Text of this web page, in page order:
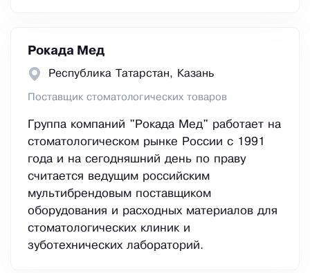
Рокада Мед
Республика Татарстан, Казань
Поставщик стоматологических товаров
Группа компаний "Рокада Мед" работает на
стоматологическом рынке России с 1991
года и на сегодняшний день по праву
считается ведущим российским
мультибрендовым поставщиком
оборудования и расходных материалов для
стоматологических клиник и
зуботехнических лабораторий.